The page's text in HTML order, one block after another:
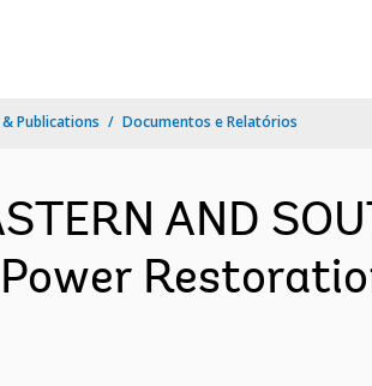
Publications Documentos e Relatórios
AND